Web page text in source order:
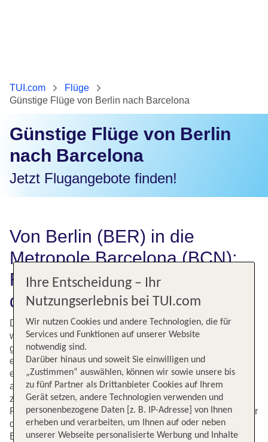
TUI.com
Flüge
Günstige Flüge von Berlin nach Barcelona
Günstige Flüge von Berlin
nach Barcelona
Jetzt Flugangebote finden!
Von Berlin (BER) in die
Metropole Barcelona (BCN):
Fliege mit tui.com günstig in
die Sonne Spaniens!
Die spanische Metropole Barcelona hat alles zu bieten,
was einen wunderbaren Städtetrip ausmacht. Ganzjährig
gutes Wetter, viele kulturelle Sehenswürdigkeiten,
erstklassige Restaurants und Tapas-Bars und sogar einen
eigenen Stadtstrand. Besucher staunen in Barcelona vor
allem über die Bauwerke von Antoni Gaudí. Dazu gehört
zum einen die weltberühmte Kathedrale La Sagrada
Familia. Doch auch der von Gaudí erbaute Park Güell oder
die Casa Mila beziehungsweise La Pedrera stehen bei
Besuchern ganz oben auf der Liste. Urlauber flanieren
Ihre Entscheidung – Ihr
Nutzungserlebnis bei TUI.com
Wir nutzen Cookies und andere Technologien, die für
Services und Funktionen auf unserer Website
notwendig sind.
Darüber hinaus und soweit Sie einwilligen und
„Zustimmen“ auswählen, können wir sowie unsere bis
zu fünf Partner als Drittanbieter Cookies auf Ihrem
Gerät setzen, andere Technologien verwenden und
personenbezogene Daten [z. B. IP-Adresse] von Ihnen
erheben und verarbeiten, um Ihnen auf oder neben
unserer Webseite personalisierte Werbung und Inhalte